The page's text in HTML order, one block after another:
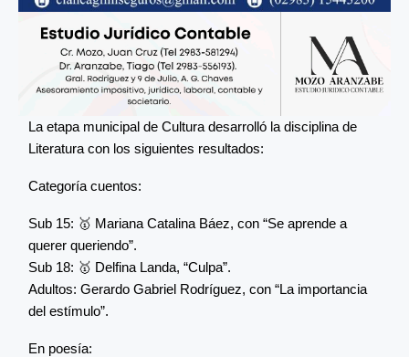
La etapa municipal de Cultura desarrolló la disciplina de
Literatura con los siguientes resultados:
Categoría cuentos:
Sub 15: 🥇 Mariana Catalina Báez, con “Se aprende a
querer queriendo”.
Sub 18: 🥇 Delfina Landa, “Culpa”.
Adultos: Gerardo Gabriel Rodríguez, con “La importancia
del estímulo”.
En poesía: